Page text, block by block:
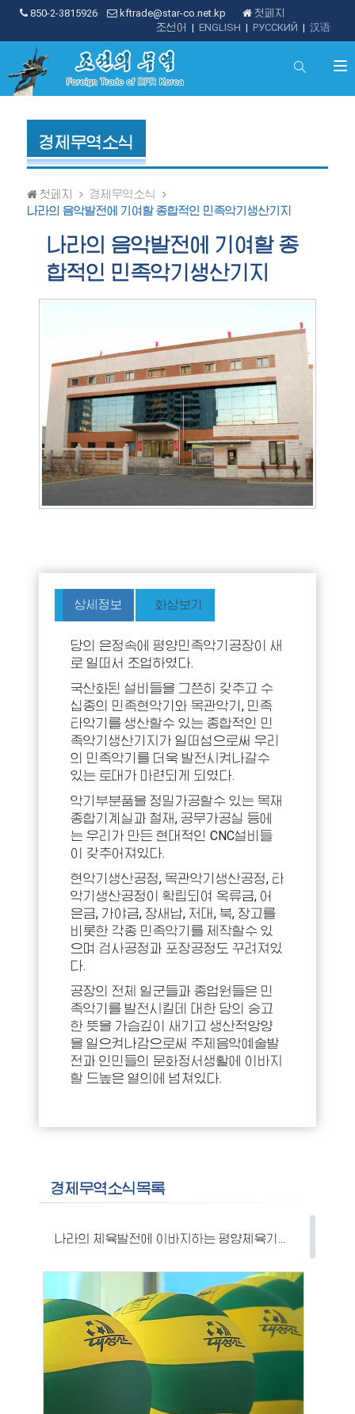
850-2-3815926 kftrade@star-co.net.kp
첫페지
| 汉语
| РУССКИЙ
| ENGLISH
조선어
경제무역소식
첫페지
경제무역소식
나라의 음악발전에 기여할 종합적인 민족악기생산기지
나라의 음악발전에 기여할 종
합적인 민족악기생산기지
상세정보 화상보기
당의 은정속에 평양민족악기공장이 새
로 일떠서 조업하였다.
국산화된 설비들을 그쯘히 갖추고 수
십종의 민족현악기와 목관악기, 민족
타악기를 생산할수 있는 종합적인 민
족악기생산기지가 일떠섬으로써 우리
의 민족악기를 더욱 발전시켜나갈수
있는 토대가 마련되게 되였다.
악기부분품을 정밀가공할수 있는 목재
종합기계실과 철재, 공무가공실 등에
는 우리가 만든 현대적인 CNC설비들
이 갖추어져있다.
현악기생산공정, 목관악기생산공정, 타
악기생산공정이 확립되여 옥류금, 어
은금, 가야금, 장새납, 저대, 북, 장고를
비롯한 각종 민족악기를 제작할수 있
으며 검사공정과 포장공정도 꾸려져있
다.
공장의 전체 일군들과 종업원들은 민
족악기를 발전시킬데 대한 당의 숭고
한 뜻을 가슴깊이 새기고 생산적앙양
을 일으켜나감으로써 주체음악예술발
전과 인민들의 문화정서생활에 이바지
할 드높은 열의에 넘쳐있다.
경제무역소식목록
나라의 체육발전에 이바지하는 평양체육기자재공장